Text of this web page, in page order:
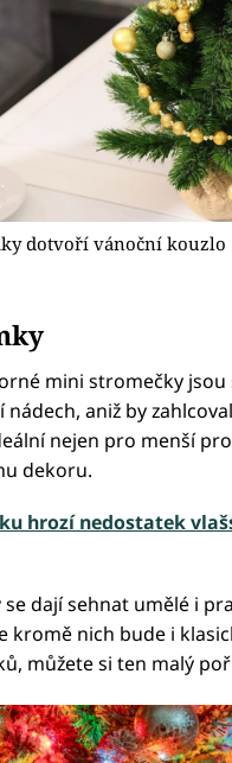
dotvoří vánoční kouzlo
mini stromečky
nádech, aniž by
nejen pro menší
dekoru.
hrozí nedostatek
dají sehnat umělé i
kromě nich bude i
můžete si ten malý